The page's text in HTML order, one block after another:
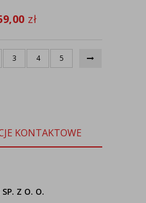
zł
3 4 5
KONTAKTOWE
SP. Z O. O.